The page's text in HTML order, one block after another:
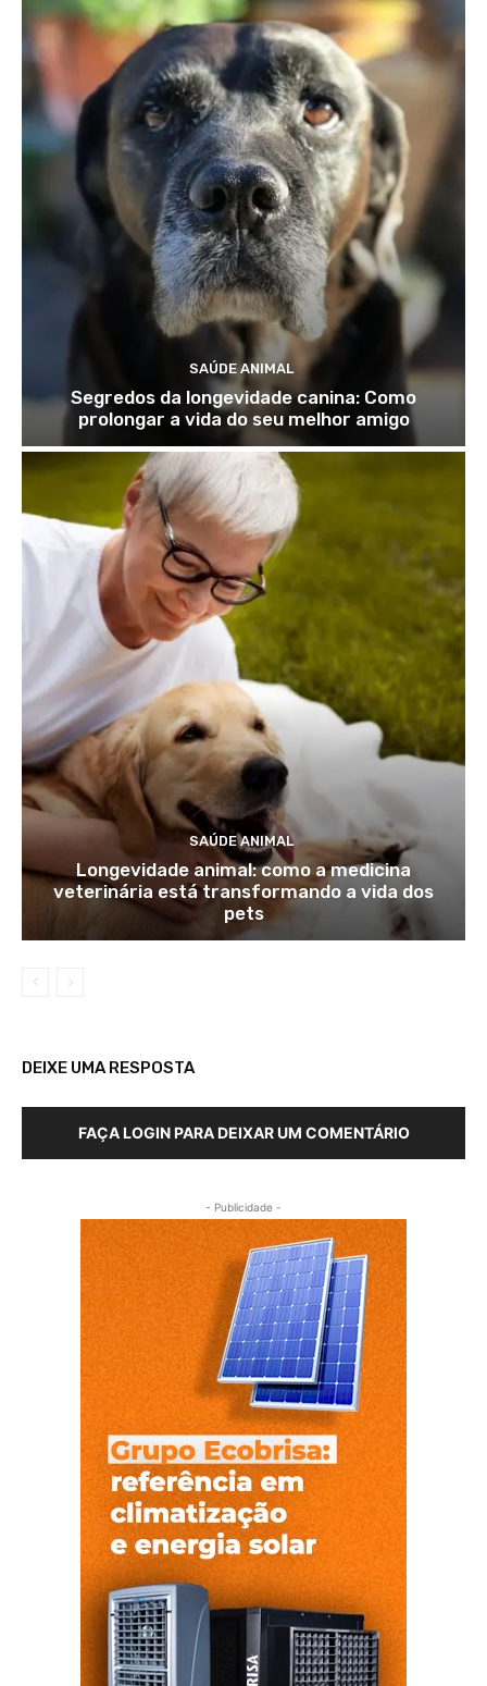
SAÚDE ANIMAL
Segredos da longevidade canina: Como
prolongar a vida do seu melhor amigo
SAÚDE ANIMAL
Longevidade animal: como a medicina
veterinária está transformando a vida dos
pets
DEIXE UMA RESPOSTA
FAÇA LOGIN PARA DEIXAR UM COMENTÁRIO
- Publicidade -